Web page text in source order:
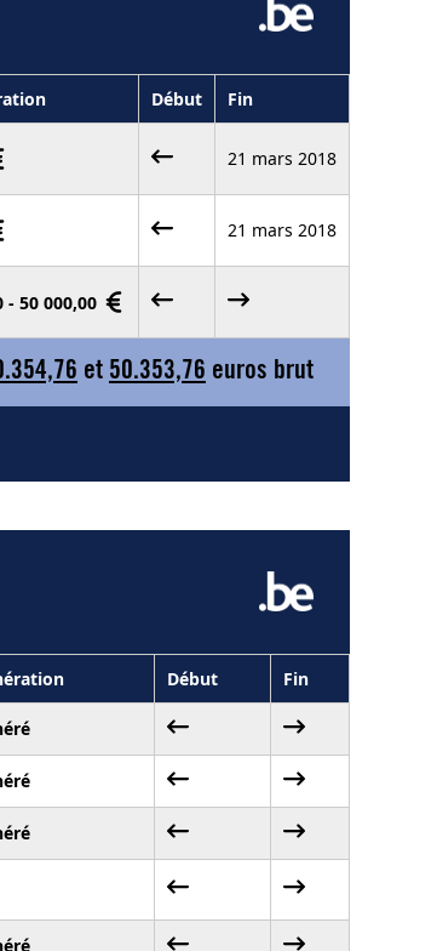
Début Fin
21 mars 2018
21 mars 2018
- 50 000,00
et 50.353,76 euros brut
Début Fin